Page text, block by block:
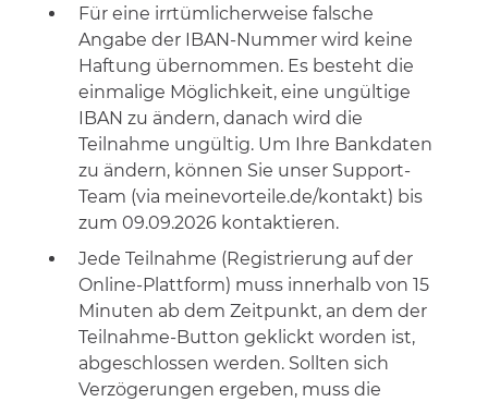
Für eine irrtümlicherweise falsche
Angabe der IBAN-Nummer wird keine
Haftung übernommen. Es besteht die
einmalige Möglichkeit, eine ungültige
IBAN zu ändern, danach wird die
Teilnahme ungültig. Um Ihre Bankdaten
zu ändern, können Sie unser Support-
Team (via meinevorteile.de/kontakt) bis
zum 09.09.2026 kontaktieren.
Jede Teilnahme (Registrierung auf der
Online-Plattform) muss innerhalb von 15
Minuten ab dem Zeitpunkt, an dem der
Teilnahme-Button geklickt worden ist,
abgeschlossen werden. Sollten sich
Verzögerungen ergeben, muss die